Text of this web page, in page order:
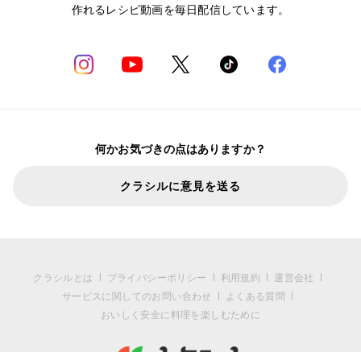
作れるレシピ動画を毎日配信しています。
何かお気づきの点はありますか？
クラシルに意見を送る
クラシルとは プライバシーポリシー 利用規約
運営会社
サービスに関してのお問い合わせ
よくある質問
おいしく安全に料理を楽しむために